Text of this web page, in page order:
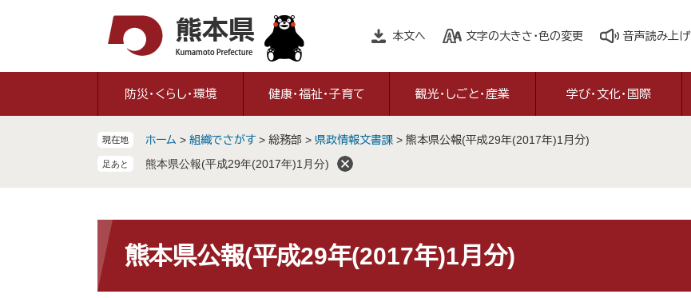
本文へ 文字の大きさ・色の変更 音声読み上げ
防災・くらし・環境 健康・福祉・子育て 観光・しごと・産業 学び・文化・国際
現在地 ホーム > 組織でさがす > 総務部 > 県政情報文書課 > 熊本県公報(平成29年(2017年)1月分)
熊本県公報(平成29年(2017年)1月分)
文
熊本県公報(平成29年(2017年)1月分)